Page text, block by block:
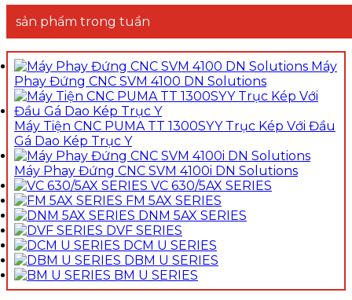
sản phẩm trong tuần
Máy
Phay Đứng CNC SVM 4100 DN Solutions
Máy Tiện CNC PUMA TT 1300SYY Trục Kép Với Đầu
Gá Dao Kép Trục Y
Máy Phay Đứng CNC SVM 4100i DN Solutions
VC 630/5AX SERIES
FM 5AX SERIES
DNM 5AX SERIES
DVF SERIES
DCM U SERIES
DBM U SERIES
BM U SERIES